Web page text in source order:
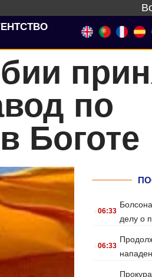
по
Боготе
.06:33
делу о
.06:33